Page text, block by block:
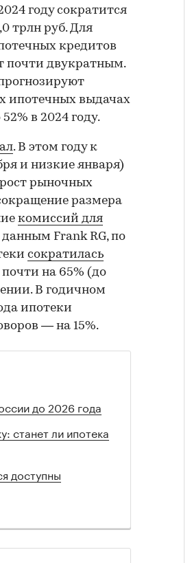
году сократится
трлн руб. Для
кредитов
почти двукратным.
ипотечных выдачах
в 2024 году.
. В этом году к
и низкие января)
рыночных
размера
комиссий для
данным Frank RG, по
сократилась
на 65% (до
В годичном
ипотеки
— на 15%.
до 2026 года
станет ли ипотека
доступны